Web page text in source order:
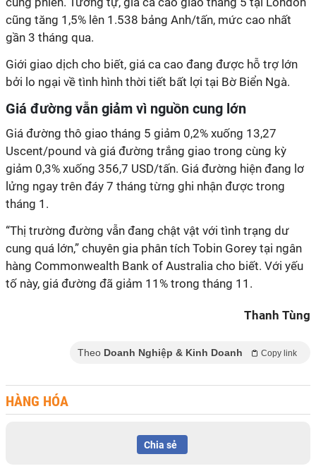
cũng tăng 1,5% lên 1.538 bảng Anh/tấn, mức cao nhất
gần 3 tháng qua.
Giới giao dịch cho biết, giá ca cao đang được hỗ trợ lớn
bởi lo ngại về tình hình thời tiết bất lợi tại Bờ Biển Ngà.
Giá đường vẫn giảm vì nguồn cung lớn
Giá đường thô giao tháng 5 giảm 0,2% xuống 13,27
Uscent/pound và giá đường trắng giao trong cùng kỳ
giảm 0,3% xuống 356,7 USD/tấn. Giá đường hiện đang lơ
lửng ngay trên đáy 7 tháng từng ghi nhận được trong
tháng 1.
“Thị trường đường vẫn đang chật vật với tình trạng dư
cung quá lớn,” chuyên gia phân tích Tobin Gorey tại ngân
hàng Commonwealth Bank of Australia cho biết. Với yếu
tố này, giá đường đã giảm 11% trong tháng 11.
Thanh Tùng
Theo Doanh Nghiệp & Kinh Doanh Copy link
HÀNG HÓA
Chia sẻ